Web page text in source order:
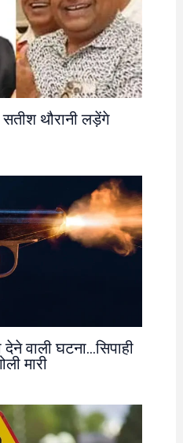
थौरानी लड़ेंगे
वाली घटना…सिपाही
मारी